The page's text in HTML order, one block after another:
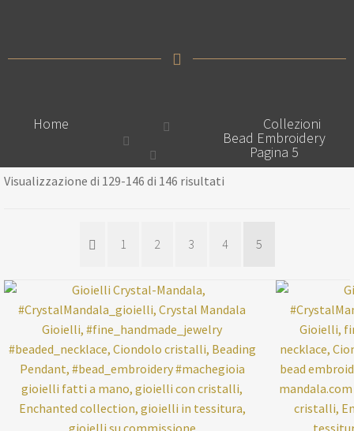
Home Collezioni
Bead Embroidery
Pagina 5
Visualizzazione di 129-146 di 146 risultati
1 2 3 4 5